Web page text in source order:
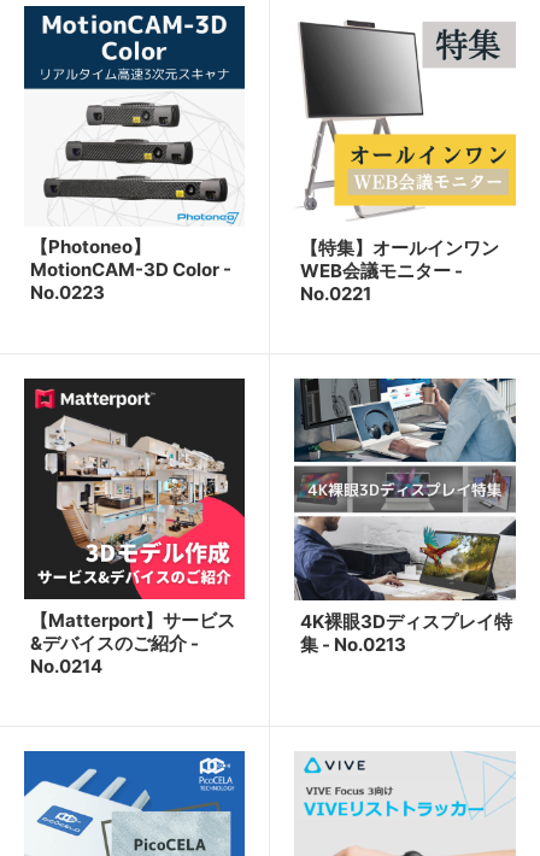
【Photoneo】
MotionCAM-3D Color -
No.0223
【特集】オールインワン
WEB会議モニター -
No.0221
【Matterport】サービス
&デバイスのご紹介 -
No.0214
4K裸眼3Dディスプレイ特
集 - No.0213